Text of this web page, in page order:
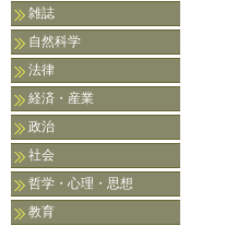
雑誌
自然科学
法律
経済・産業
政治
社会
哲学・心理・思想
教育